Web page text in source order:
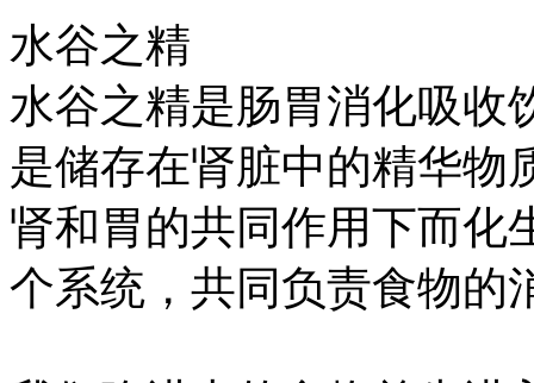
水谷之精
水谷之精是肠胃消化吸收
是储存在肾脏中的精华物
肾和胃的共同作用下而化
个系统，共同负责食物的